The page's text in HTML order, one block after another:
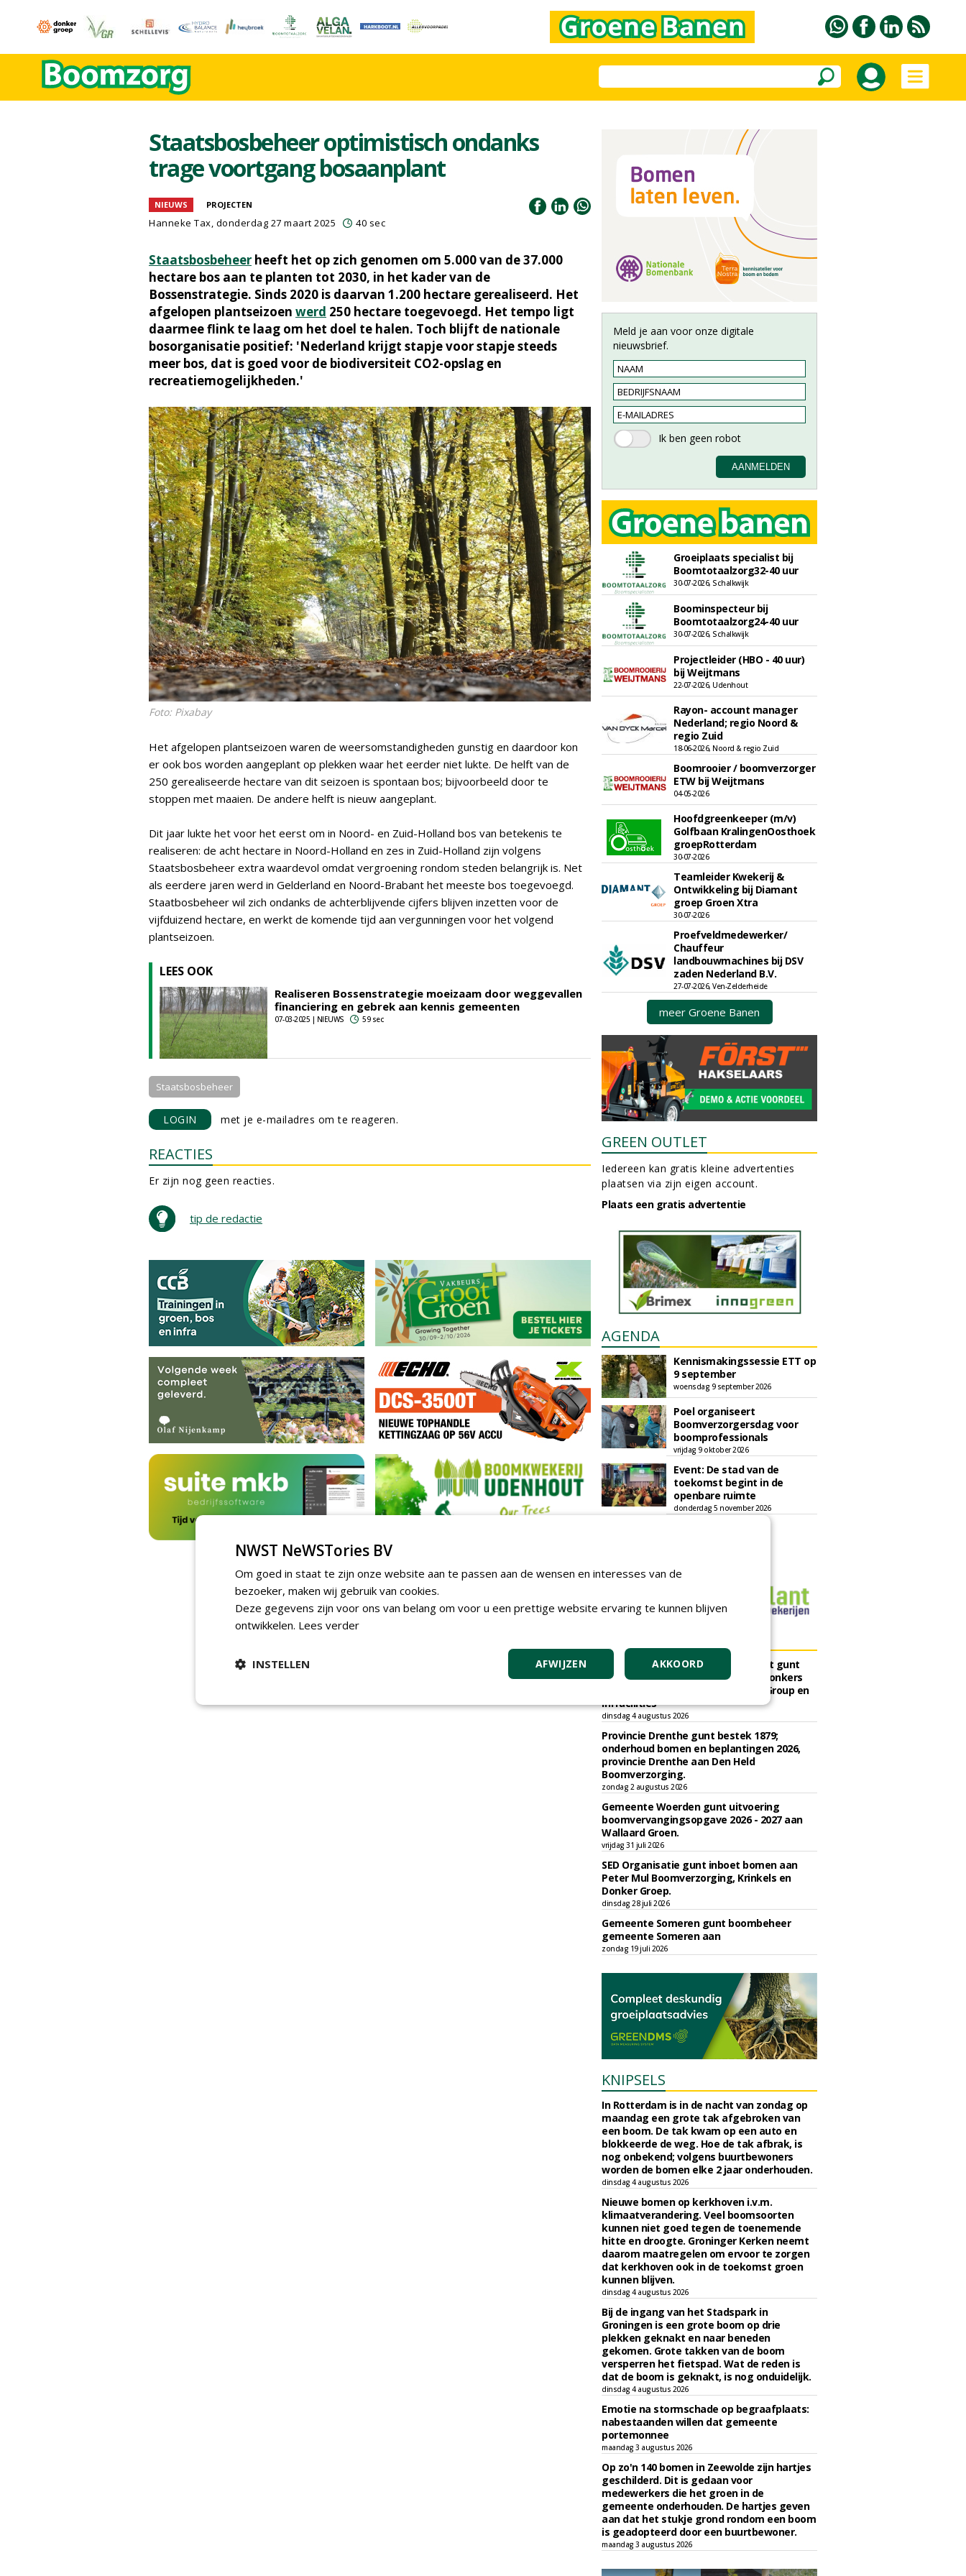
Staatsbosbeheer optimistisch ondanks
trage voortgang bosaanplant
NIEUWS PROJECTEN
Hanneke Tax, donderdag 27 maart 2025 40 sec
Staatsbosbeheer heeft het op zich genomen om 5.000 van de 37.000
hectare bos aan te planten tot 2030, in het kader van de
Bossenstrategie. Sinds 2020 is daarvan 1.200 hectare gerealiseerd. Het
afgelopen plantseizoen werd 250 hectare toegevoegd. Het tempo ligt
daarmee flink te laag om het doel te halen. Toch blijft de nationale
bosorganisatie positief: 'Nederland krijgt stapje voor stapje steeds
meer bos, dat is goed voor de biodiversiteit CO2-opslag en
recreatiemogelijkheden.'
Foto: Pixabay
Het afgelopen plantseizoen waren de weersomstandigheden gunstig en daardoor kon
er ook bos worden aangeplant op plekken waar het eerder niet lukte. De helft van de
250 gerealiseerde hectare van dit seizoen is spontaan bos; bijvoorbeeld door te
stoppen met maaien. De andere helft is nieuw aangeplant.
Dit jaar lukte het voor het eerst om in Noord- en Zuid-Holland bos van betekenis te
realiseren: de acht hectare in Noord-Holland en zes in Zuid-Holland zijn volgens
Staatsbosbeheer extra waardevol omdat vergroening rondom steden belangrijk is. Net
als eerdere jaren werd in Gelderland en Noord-Brabant het meeste bos toegevoegd.
Staatbosbeheer wil zich ondanks de achterblijvende cijfers blijven inzetten voor de
vijfduizend hectare, en werkt de komende tijd aan vergunningen voor het volgend
plantseizoen.
LEES OOK
Realiseren Bossenstrategie moeizaam door weggevallen
financiering en gebrek aan kennis gemeenten
07-03-2025 | NIEUWS 59 sec
Staatsbosbeheer
LOGIN met je e-mailadres om te reageren.
REACTIES
Er zijn nog geen reacties.
tip de redactie
Meld je aan voor onze digitale
nieuwsbrief.
Groeiplaats specialist bij
Boomtotaalzorg32-40 uur
30-07-2026, Schalkwijk
Boominspecteur bij
Boomtotaalzorg24-40 uur
30-07-2026, Schalkwijk
Projectleider (HBO - 40 uur)
bij Weijtmans
22-07-2026, Udenhout
Rayon- account manager
Nederland; regio Noord &
regio Zuid
18-06-2026, Noord & regio Zuid
Boomrooier / boomverzorger
ETW bij Weijtmans
04-05-2026
Hoofdgreenkeeper (m/v)
Golfbaan KralingenOosthoek
groepRotterdam
30-07-2026
Teamleider Kwekerij &
Ontwikkeling bij Diamant
groep Groen Xtra
30-07-2026
Proefveldmedewerker/
Chauffeur
landbouwmachines bij DSV
zaden Nederland B.V.
27-07-2026, Ven-Zelderheide
meer Groene Banen
GREEN OUTLET
Iedereen kan gratis kleine advertenties
plaatsen via zijn eigen account.
Plaats een gratis advertentie
AGENDA
Kennismakingssessie ETT op
9 september
woensdag 9 september 2026
Poel organiseert
Boomverzorgersdag voor
boomprofessionals
vrijdag 9 oktober 2026
Event: De stad van de
toekomst begint in de
openbare ruimte
donderdag 5 november 2026
Academisch Ziekenhuis Maastricht gunt
onderhoud terreinen MUMC+ aan Jonkers
Hoveniers, Dolmans Landscaping Group en
Infracilities
dinsdag 4 augustus 2026
Provincie Drenthe gunt bestek 1879;
onderhoud bomen en beplantingen 2026,
provincie Drenthe aan Den Held
Boomverzorging.
zondag 2 augustus 2026
Gemeente Woerden gunt uitvoering
boomvervangingsopgave 2026 - 2027 aan
Wallaard Groen.
vrijdag 31 juli 2026
SED Organisatie gunt inboet bomen aan
Peter Mul Boomverzorging, Krinkels en
Donker Groep.
dinsdag 28 juli 2026
Gemeente Someren gunt boombeheer
gemeente Someren aan
zondag 19 juli 2026
KNIPSELS
In Rotterdam is in de nacht van zondag op
maandag een grote tak afgebroken van
een boom. De tak kwam op een auto en
blokkeerde de weg. Hoe de tak afbrak, is
nog onbekend; volgens buurtbewoners
worden de bomen elke 2 jaar onderhouden.
dinsdag 4 augustus 2026
Nieuwe bomen op kerkhoven i.v.m.
klimaatverandering. Veel boomsoorten
kunnen niet goed tegen de toenemende
hitte en droogte. Groninger Kerken neemt
daarom maatregelen om ervoor te zorgen
dat kerkhoven ook in de toekomst groen
kunnen blijven.
dinsdag 4 augustus 2026
Bij de ingang van het Stadspark in
Groningen is een grote boom op drie
plekken geknakt en naar beneden
gekomen. Grote takken van de boom
versperren het fietspad. Wat de reden is
dat de boom is geknakt, is nog onduidelijk.
dinsdag 4 augustus 2026
Emotie na stormschade op begraafplaats:
nabestaanden willen dat gemeente
portemonnee
maandag 3 augustus 2026
Op zo'n 140 bomen in Zeewolde zijn hartjes
geschilderd. Dit is gedaan voor
medewerkers die het groen in de
gemeente onderhouden. De hartjes geven
aan dat het stukje grond rondom een boom
is geadopteerd door een buurtbewoner.
maandag 3 augustus 2026
NWST NeWSTories BV
Om goed in staat te zijn onze website aan te passen aan de wensen en interesses van de
bezoeker, maken wij gebruik van cookies.
Deze gegevens zijn voor ons van belang om voor u een prettige website ervaring te kunnen blijven
ontwikkelen. Lees verder
AKKOORD
AFWIJZEN
INSTELLEN